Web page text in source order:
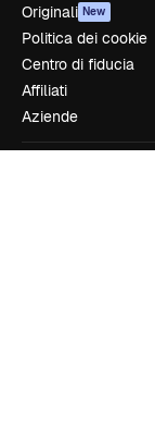
Originali New
Politica dei cookie
Centro di fiducia
Affiliati
Aziende